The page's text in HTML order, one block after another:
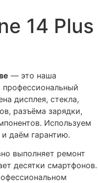
14 Plus
— это наша
дисплея, стекла,
разъёма зарядки,
Используем
даём гарантию.
выполняет ремонт
десятки смартфонов.